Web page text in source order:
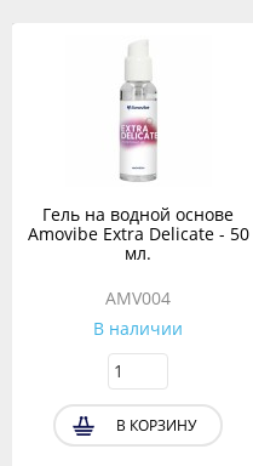
Гель на водной основе
Amovibe Extra Delicate - 50
мл.
AMV004
В наличии
В КОРЗИНУ